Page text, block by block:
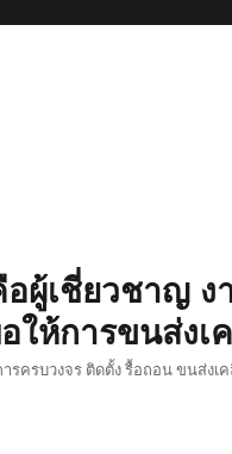
ผู้เชี่ยวชาญ
ห้การขนส่งเ
รครบวงจร ติดตั้ง รื้อถอน ขนส่ง